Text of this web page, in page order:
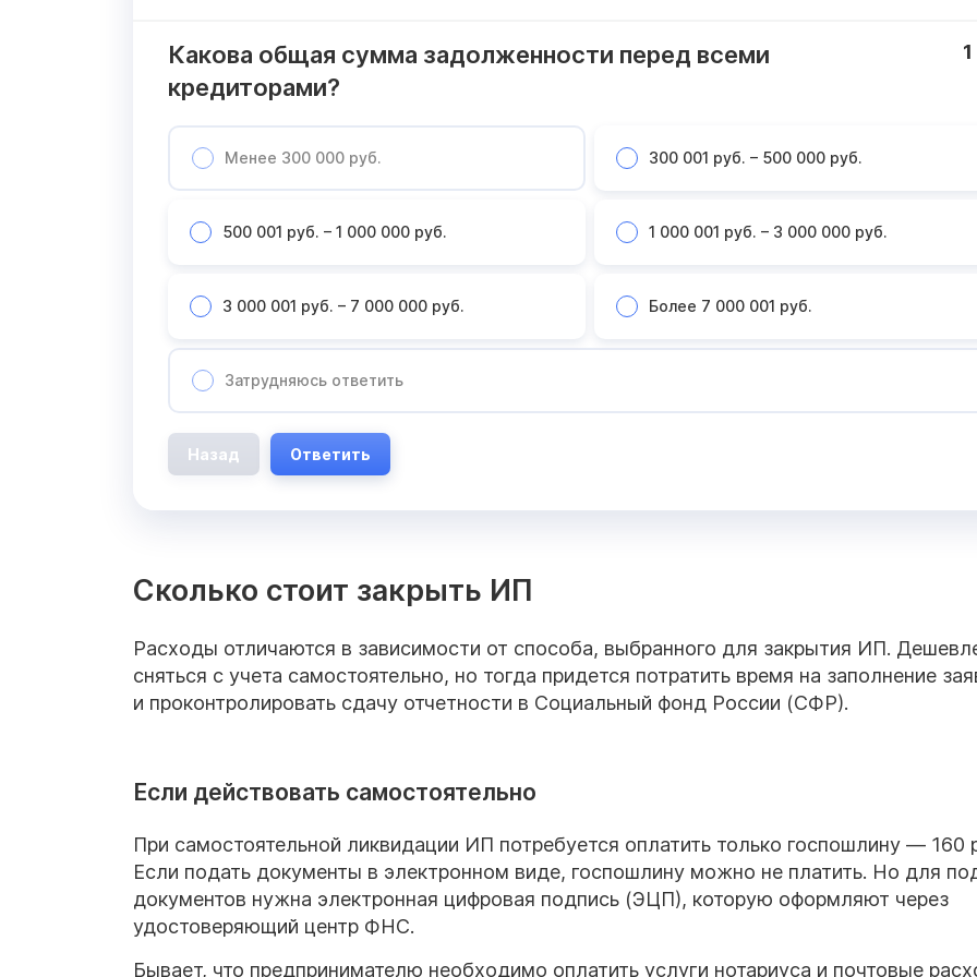
Какова общая сумма задолженности перед всеми
кредиторами?
Менее 300 000 руб. 300 001 руб. – 500 000 руб.
500 001 руб. – 1 000 000 руб. 1 000 001 руб. – 3 000 000 руб.
3 000 001 руб. – 7 000 000 руб. Более 7 000 001 руб.
Затрудняюсь ответить
1
Назад Ответить
Сколько стоит закрыть ИП
Расходы отличаются в зависимости от способа, выбранного для закрытия ИП.
сняться с учета самостоятельно, но тогда придется потратить время на заполнение
и проконтролировать сдачу отчетности в Социальный фонд России (СФР).
Если действовать самостоятельно
При самостоятельной ликвидации ИП потребуется оплатить только госпошлину — 160
Если подать документы в электронном виде, госпошлину можно не платить. Но для
документов нужна электронная цифровая подпись (ЭЦП), которую оформляют через
удостоверяющий центр ФНС.
Бывает, что предпринимателю необходимо оплатить услуги нотариуса и почтовые